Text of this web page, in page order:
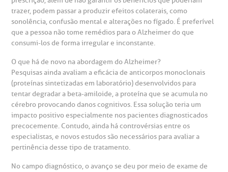
trazer, podem passar a produzir efeitos colaterais, como
sonolência, confusão mental e alterações no fígado. É preferível
que a pessoa não tome remédios para o Alzheimer do que
consumi-los de forma irregular e inconstante.
O que há de novo na abordagem do Alzheimer?
Pesquisas ainda avaliam a eficácia de anticorpos monoclonais
(proteínas sintetizadas em laboratório) desenvolvidos para
tentar degradar a beta-amiloide, a proteína que se acumula no
cérebro provocando danos cognitivos. Essa solução teria um
impacto positivo especialmente nos pacientes diagnosticados
precocemente. Contudo, ainda há controvérsias entre os
especialistas, e novos estudos são necessários para avaliar a
pertinência desse tipo de tratamento.
No campo diagnóstico, o avanço se deu por meio de exame de